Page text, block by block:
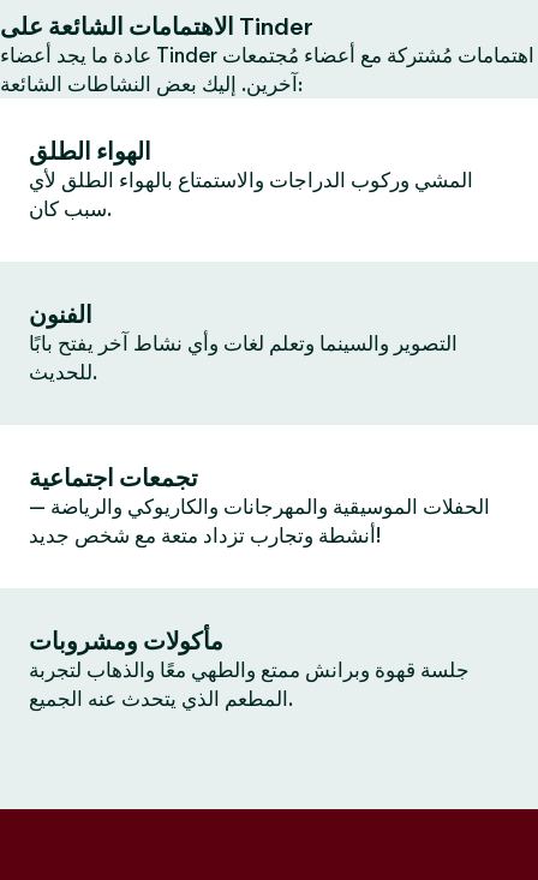
الاهتمامات الشائعة على Tinder
عادة ما يجد أعضاء Tinder اهتمامات مُشتركة مع أعضاء مُجتمعات
آخرين. إليك بعض النشاطات الشائعة:
الهواء الطلق
المشي وركوب الدراجات والاستمتاع بالهواء الطلق لأي
سبب كان.
الفنون
التصوير والسينما وتعلم لغات وأي نشاط آخر يفتح بابًا
للحديث.
تجمعات اجتماعية
الحفلات الموسيقية والمهرجانات والكاريوكي والرياضة —
أنشطة وتجارب تزداد متعة مع شخص جديد!
مأكولات ومشروبات
جلسة قهوة وبرانش ممتع والطهي معًا والذهاب لتجربة
المطعم الذي يتحدث عنه الجميع.